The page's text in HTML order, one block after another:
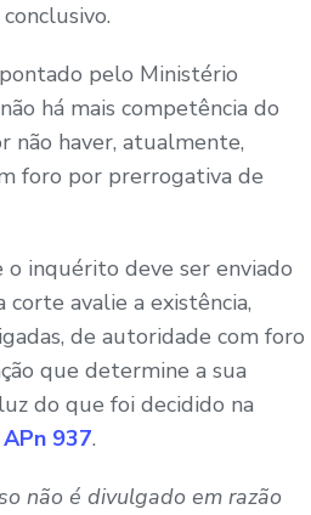
pelo Ministério
há mais competência do
não haver, atualmente,
foro por prerrogativa de
inquérito deve ser enviado
avalie a existência,
de autoridade com foro
que determine a sua
do que foi decidido na
937.
não é divulgado em razão